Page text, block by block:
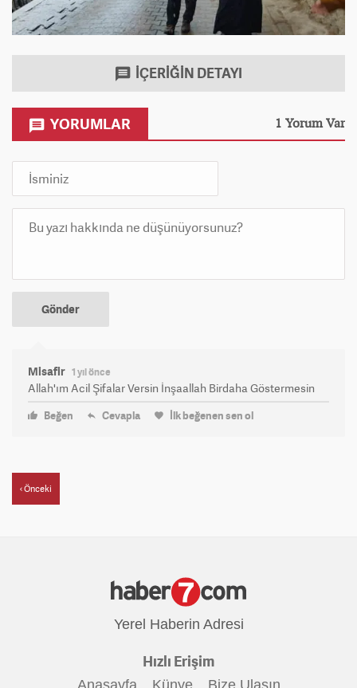
İÇERİĞİN DETAYI
YORUMLAR 1 Yorum Var
Gönder
Misafir 1 yıl önce
Allah'ım Acil Şifalar Versin İnşaallah Birdaha Göstermesin
Beğen Cevapla İlk beğenen sen ol
Önceki
Yerel Haberin Adresi
Hızlı Erişim